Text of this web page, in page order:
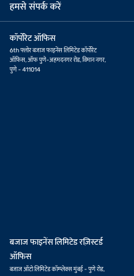
हमसे संपर्क करें
कॉर्पोरेट ऑफिस
6th फ्लोर बजाज फाइनेंस लिमिटेड कॉर्पोरेट
ऑफिस, ऑफ पुणे-अहमदनगर रोड, विमान नगर,
पुणे - 411014
बजाज फाइनेंस लिमिटेड रज़िस्टर्ड
ऑफिस
बजाज ऑटो लिमिटेड कॉम्प्लेक्स मुंबई - पुणे रोड,